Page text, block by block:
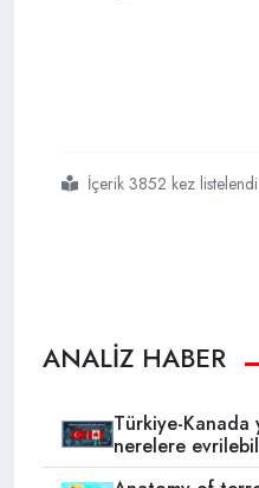
#ırak
#musul
#başika üssü
#tsk İçerik 3852 kez listelendi
ANALİZ HABER
Türkiye-Kanada
nerelere